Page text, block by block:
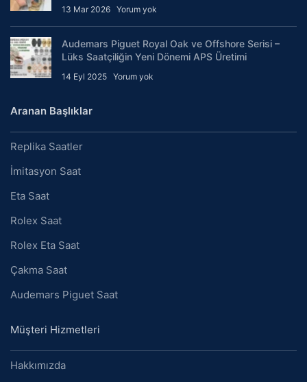
13 Mar 2026 Yorum yok
Audemars Piguet Royal Oak ve Offshore Serisi –
Lüks Saatçiliğin Yeni Dönemi APS Üretimi
14 Eyl 2025 Yorum yok
Aranan Başlıklar
Replika Saatler
İmitasyon Saat
Eta Saat
Rolex Saat
Rolex Eta Saat
Çakma Saat
Audemars Piguet Saat
Müşteri Hizmetleri
Hakkımızda